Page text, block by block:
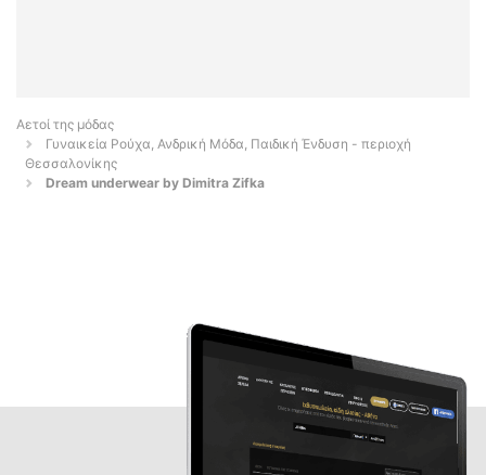
Αετοί της μόδας
Γυναικεία Ρούχα, Ανδρική Μόδα, Παιδική Ένδυση - περιοχή
Θεσσαλονίκης
Dream underwear by Dimitra Zifka